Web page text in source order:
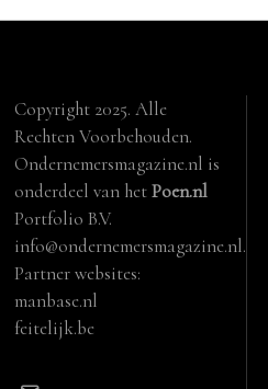
Copyright 2025. Alle
Rechten Voorbehouden.
Ondernemersmagazine.nl is
onderdeel van hetPoen.nl
Portfolio B.V.
info@ondernemersmagazine.nl.
Partner websites:
manbase.nl
feitelijk.be